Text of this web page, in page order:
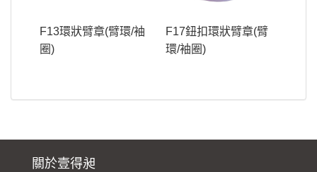
F13環狀臂章(臂環/袖
圈)
F17鈕扣環狀臂章(臂
環/袖圈)
關於壹得昶